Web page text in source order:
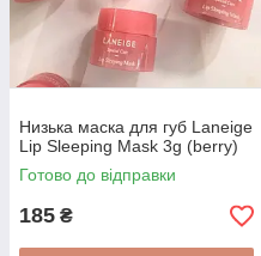
Низька маска для губ Laneige
Lip Sleeping Mask 3g (berry)
Готово до відправки
185 ₴